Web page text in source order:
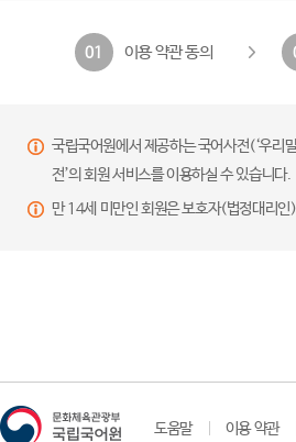
01 이용 약관 동의
국립국어원에서 제공하는 국어사전(‘우리
전’의 회원 서비스를 이용하실 수 있습니다.
만 14세 미만인 회원은 보호자(법정대리
도움말 이용 약관